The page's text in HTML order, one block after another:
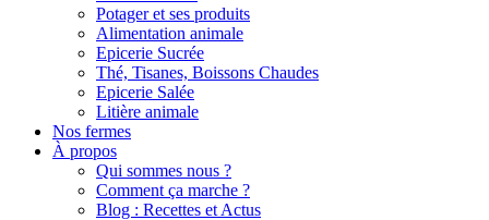
Potager et ses produits
Alimentation animale
Epicerie Sucrée
Thé, Tisanes, Boissons Chaudes
Epicerie Salée
Litière animale
Nos fermes
À propos
Qui sommes nous ?
Comment ça marche ?
Blog : Recettes et Actus